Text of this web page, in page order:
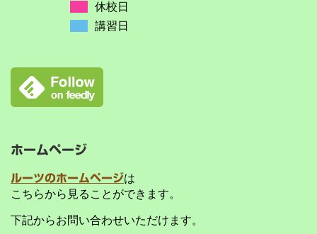
休校日
講習日
ホームページ
ルーツのホームページは
こちらから見ることができます。
下記からお問い合わせいただけます。